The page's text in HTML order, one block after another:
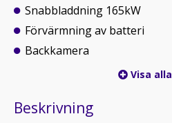
Snabbladdning 165kW
Förvärmning av batteri
Backkamera
Visa alla
Beskrivning